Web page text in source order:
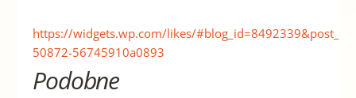
https://widgets.wp.com/likes/
50872-56745910a0893
Podobne